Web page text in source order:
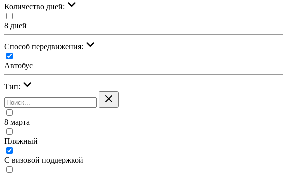
Количество дней:
8 дней
Cпособ передвижения:
Автобус
Тип:
8 марта
Пляжный
С визовой поддержкой